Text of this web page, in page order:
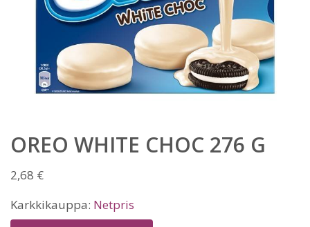
OREO WHITE CHOC 276 G
2,68 €
Karkkikauppa: Netpris